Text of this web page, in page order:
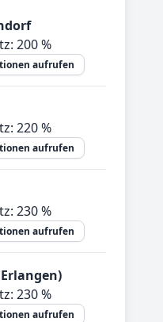
200 %
aufrufen
220 %
aufrufen
230 %
aufrufen
230 %
aufrufen